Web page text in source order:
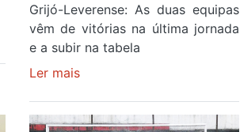
Grijó-Leverense: As duas equipas
vêm de vitórias na última jornada
e a subir na tabela
Ler maissobre
ESTE